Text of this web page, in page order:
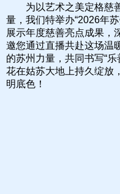
为以艺术之美定格慈
量，我们特举办“2026年
展示年度慈善亮点成果，
邀您通过直播共赴这场温
的苏州力量，共同书写“
花在姑苏大地上持久绽放
明底色！